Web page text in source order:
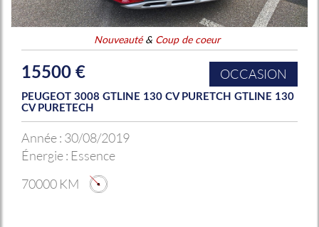
Nouveauté& Coup de coeur
15500 € OCCASION
PEUGEOT 3008 GTLINE 130 CV PURETCH GTLINE 130
CV PURETECH
Année : 30/08/2019
Énergie : Essence
70000 KM